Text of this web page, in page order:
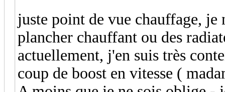
juste point de vue chauffage, je
plancher chauffant ou des
actuellement, j'en suis très
coup de boost en vitesse (